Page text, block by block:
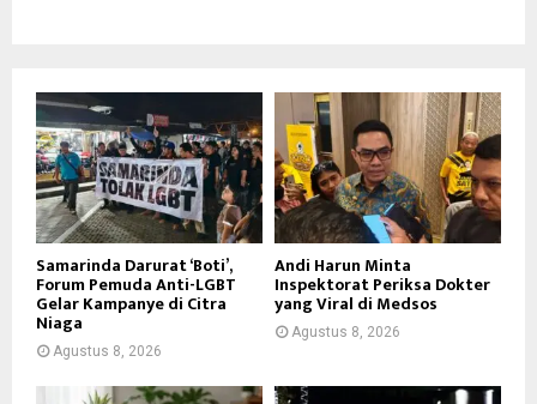
Samarinda Darurat ‘Boti’,
Forum Pemuda Anti-LGBT
Gelar Kampanye di Citra
Niaga
Agustus 8, 2026
Andi Harun Minta
Inspektorat Periksa Dokter
yang Viral di Medsos
Agustus 8, 2026